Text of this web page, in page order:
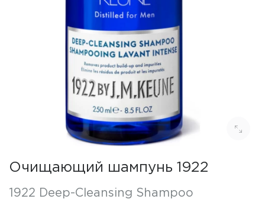
Очищающий шампунь 1922
1922 Deep-Cleansing Shampoo